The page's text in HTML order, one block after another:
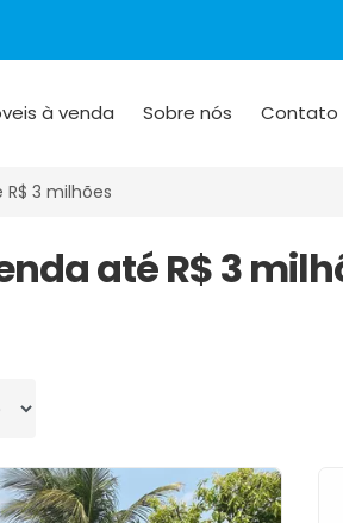
à venda Sobre nós Contato
R$ 3 milhões
até R$ 3